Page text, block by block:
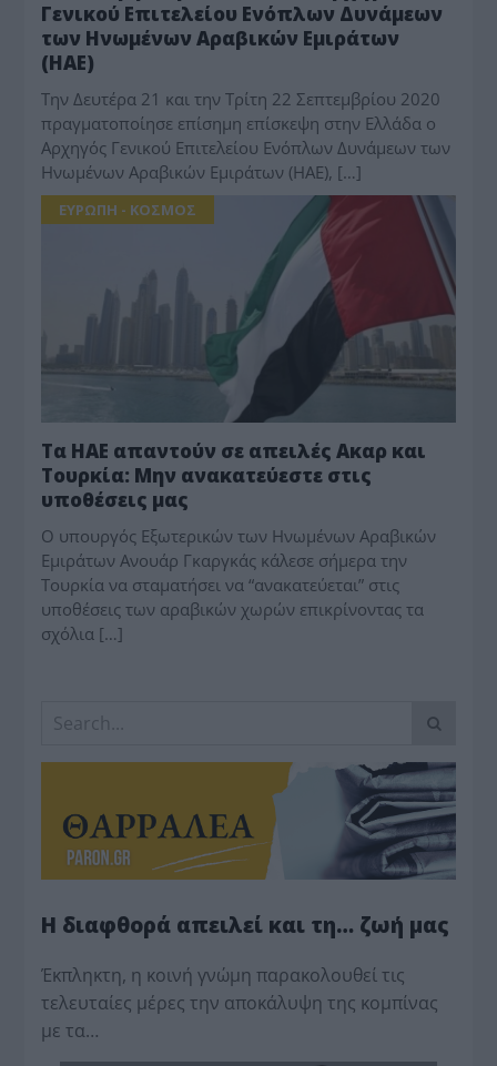
Γενικού Επιτελείου Ενόπλων Δυνάμεων
των Ηνωμένων Αραβικών Εμιράτων
(ΗΑΕ)
Την Δευτέρα 21 και την Τρίτη 22 Σεπτεμβρίου 2020
πραγματοποίησε επίσημη επίσκεψη στην Ελλάδα ο
Αρχηγός Γενικού Επιτελείου Ενόπλων Δυνάμεων των
Ηνωμένων Αραβικών Εμιράτων (ΗΑΕ), […]
ΕΥΡΩΠΗ - ΚΟΣΜΟΣ
Τα ΗΑΕ απαντούν σε απειλές Ακαρ και
Τουρκία: Μην ανακατεύεστε στις
υποθέσεις μας
Ο υπουργός Εξωτερικών των Ηνωμένων Αραβικών
Εμιράτων Ανουάρ Γκαργκάς κάλεσε σήμερα την
Τουρκία να σταματήσει να “ανακατεύεται” στις
υποθέσεις των αραβικών χωρών επικρίνοντας τα
σχόλια […]
Η διαφθορά απειλεί και τη… ζωή μας
Έκπληκτη, η κοινή γνώμη παρακολουθεί τις
τελευταίες μέρες την αποκάλυψη της κο­μπίνας
με τα…